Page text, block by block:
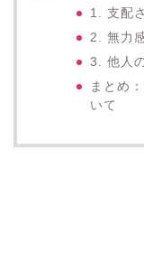
1. 支配
2. 無力
3. 他人
まとめ
いて